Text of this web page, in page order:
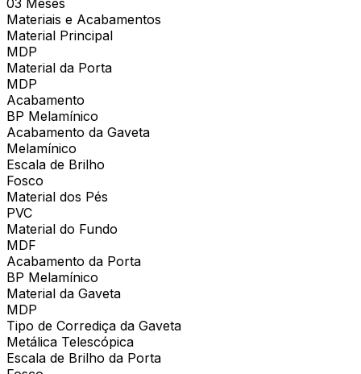
Materiais e Acabamentos
Material Principal
MDP
Material da Porta
MDP
Acabamento
BP Melamínico
Acabamento da Gaveta
Melamínico
Escala de Brilho
Fosco
Material dos Pés
PVC
Material do Fundo
MDF
Acabamento da Porta
BP Melamínico
Material da Gaveta
MDP
Tipo de Corrediça da Gaveta
Metálica Telescópica
Escala de Brilho da Porta